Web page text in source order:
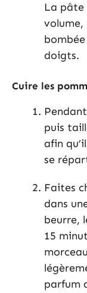
La
volume,
doigts.
Cuire les
puis
afin
se
Faites
dans
beurre,
15
parfum